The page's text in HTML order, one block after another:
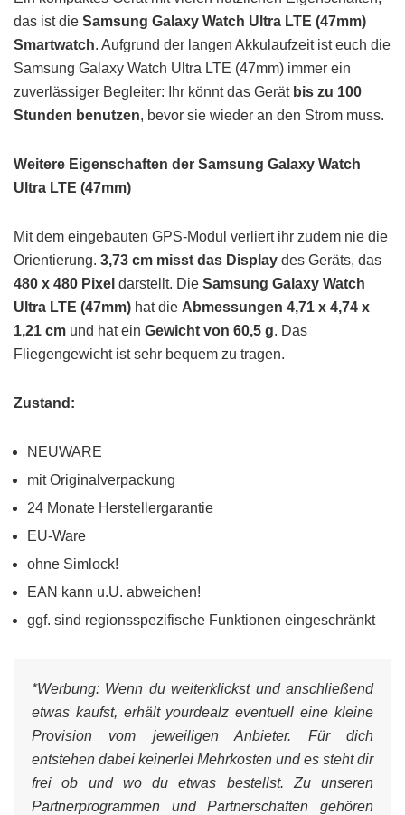
das ist die Samsung Galaxy Watch Ultra LTE (47mm)
Smartwatch. Aufgrund der langen Akkulaufzeit ist euch die
Samsung Galaxy Watch Ultra LTE (47mm) immer ein
zuverlässiger Begleiter: Ihr könnt das Gerät bis zu 100
Stunden benutzen, bevor sie wieder an den Strom muss.
Weitere Eigenschaften der Samsung Galaxy Watch
Ultra LTE (47mm)
Mit dem eingebauten GPS-Modul verliert ihr zudem nie die
Orientierung. 3,73 cm misst das Display des Geräts, das
480 x 480 Pixel darstellt. Die Samsung Galaxy Watch
Ultra LTE (47mm) hat die Abmessungen 4,71 x 4,74 x
1,21 cm und hat ein Gewicht von 60,5 g. Das
Fliegengewicht ist sehr bequem zu tragen.
Zustand:
NEUWARE
mit Originalverpackung
24 Monate Herstellergarantie
EU-Ware
ohne Simlock!
EAN kann u.U. abweichen!
ggf. sind regionsspezifische Funktionen eingeschränkt
*Werbung: Wenn du weiterklickst und anschließend
etwas kaufst, erhält yourdealz eventuell eine kleine
Provision vom jeweiligen Anbieter. Für dich
entstehen dabei keinerlei Mehrkosten und es steht dir
frei ob und wo du etwas bestellst. Zu unseren
Partnerprogrammen und Partnerschaften gehören